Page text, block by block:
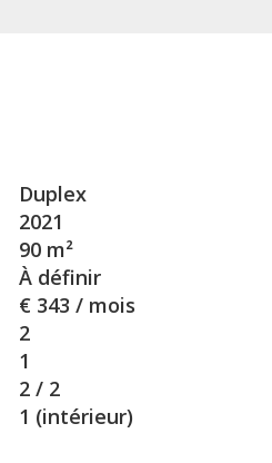
Duplex
2021
90 m²
À définir
€ 343 / mois
2
1
2 / 2
1 (intérieur)